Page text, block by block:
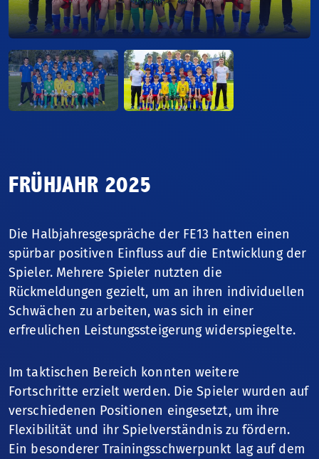
Fussballjahr
Nationalteams
Spitzenfussball
Sportschule
Frauenfussball
Nationale Wettbewerbe
Das Finanzjahr
FRÜHJAHR 2025
Die Halbjahresgespräche der FE13 hatten einen
spürbar positiven Einfluss auf die Entwicklung der
Spieler. Mehrere Spieler nutzten die
Rückmeldungen gezielt, um an ihren individuellen
Schwächen zu arbeiten, was sich in einer
erfreulichen Leistungssteigerung widerspiegelte.
Im taktischen Bereich konnten weitere
Fortschritte erzielt werden. Die Spieler wurden auf
verschiedenen Positionen eingesetzt, um ihre
Flexibilität und ihr Spielverständnis zu fördern.
Ein besonderer Trainingsschwerpunkt lag auf dem